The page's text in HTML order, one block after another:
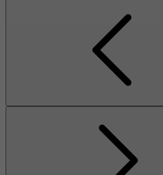
Föregående